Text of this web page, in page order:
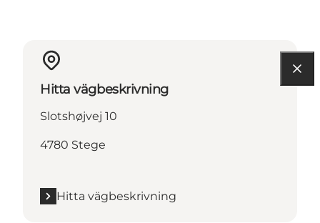
Hitta vägbeskrivning
Slotshøjvej 10
4780 Stege
Hitta vägbeskrivning